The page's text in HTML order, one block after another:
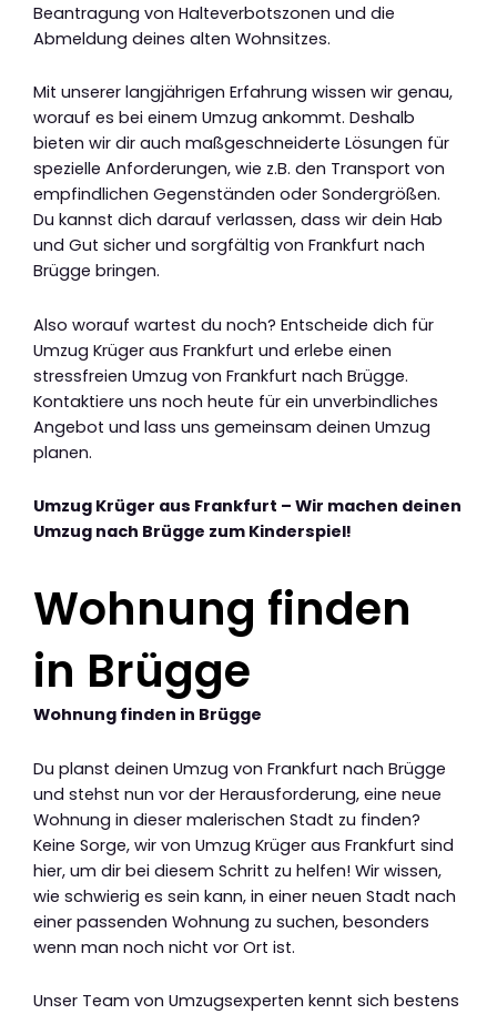
Beantragung von Halteverbotszonen und die
Abmeldung deines alten Wohnsitzes.
Mit unserer langjährigen Erfahrung wissen wir genau,
worauf es bei einem Umzug ankommt. Deshalb
bieten wir dir auch maßgeschneiderte Lösungen für
spezielle Anforderungen, wie z.B. den Transport von
empfindlichen Gegenständen oder Sondergrößen.
Du kannst dich darauf verlassen, dass wir dein Hab
und Gut sicher und sorgfältig von Frankfurt nach
Brügge bringen.
Also worauf wartest du noch? Entscheide dich für
Umzug Krüger aus Frankfurt und erlebe einen
stressfreien Umzug von Frankfurt nach Brügge.
Kontaktiere uns noch heute für ein unverbindliches
Angebot und lass uns gemeinsam deinen Umzug
planen.
Umzug Krüger aus Frankfurt – Wir machen deinen
Umzug nach Brügge zum Kinderspiel!
Wohnung finden
in Brügge
Wohnung finden in Brügge
Du planst deinen Umzug von Frankfurt nach Brügge
und stehst nun vor der Herausforderung, eine neue
Wohnung in dieser malerischen Stadt zu finden?
Keine Sorge, wir von Umzug Krüger aus Frankfurt sind
hier, um dir bei diesem Schritt zu helfen! Wir wissen,
wie schwierig es sein kann, in einer neuen Stadt nach
einer passenden Wohnung zu suchen, besonders
wenn man noch nicht vor Ort ist.
Unser Team von Umzugsexperten kennt sich bestens